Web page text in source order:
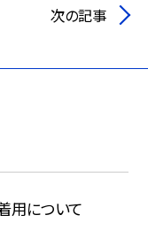
次の記事
用について